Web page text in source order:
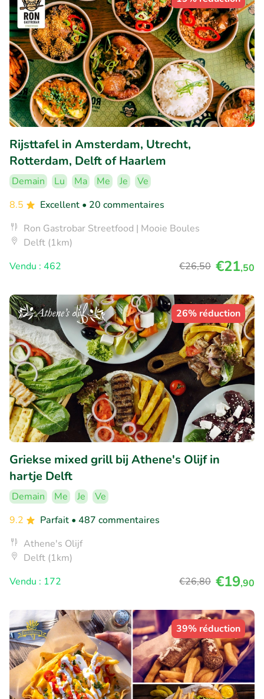
Rijsttafel in Amsterdam, Utrecht,
Rotterdam, Delft of Haarlem
Demain Lu Ma Me Je
Ve
8.5
Excellent • 20 commentaires
Ron Gastrobar Streetfood | Mooie Boules
Delft (1km)
Vendu : 462
€26,50 €21,50
26% réduction
Griekse mixed grill bij Athene's Olijf in
hartje Delft
Demain Me Je
Ve
9.2
Parfait • 487 commentaires
Athene's Olijf
Delft (1km)
Vendu : 172
€26,80 €19,90
39% réduction